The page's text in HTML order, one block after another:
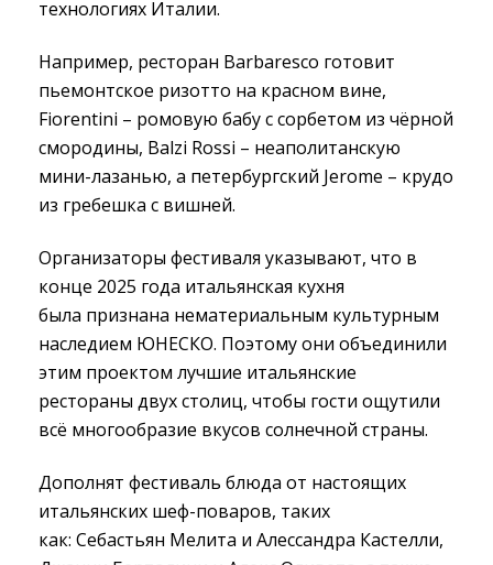
технологиях Италии.
Например, ресторан Barbaresco готовит
пьемонтское ризотто на красном вине,
Fiorentini – ромовую бабу с сорбетом из чёрной
смородины, Balzi Rossi – неаполитанскую
мини-лазанью, а петербургский Jerome – крудо
из гребешка с вишней.
Организаторы фестиваля указывают, что в
конце 2025 года итальянская кухня
была признана нематериальным культурным
наследием ЮНЕСКО. Поэтому они объединили
этим проектом лучшие итальянские
рестораны двух столиц, чтобы гости ощутили
всё многообразие вкусов солнечной страны.
Дополнят фестиваль блюда от настоящих
итальянских шеф-поваров, таких
как: Себастьян Мелита и Алессандра Кастелли,